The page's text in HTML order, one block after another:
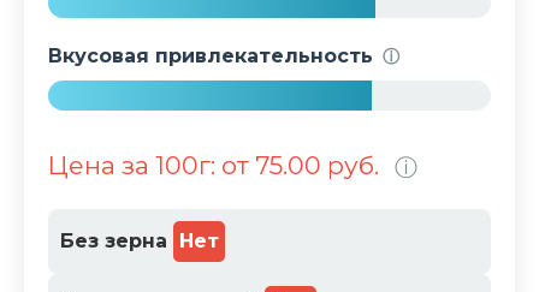
Вкусовая привлекательность ⓘ
Цена за 100г: от 75.00 руб. ⓘ
Без зерна Нет